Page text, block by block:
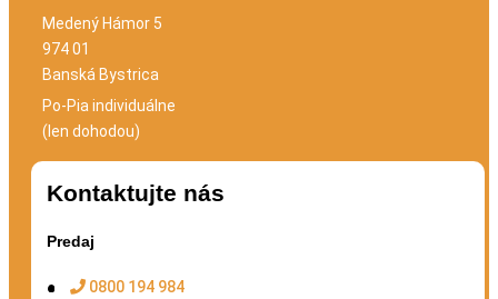
Medený Hámor 5
974 01
Banská Bystrica
Po-Pia individuálne
(len dohodou)
Kontaktujte nás
Predaj
0800 194 984